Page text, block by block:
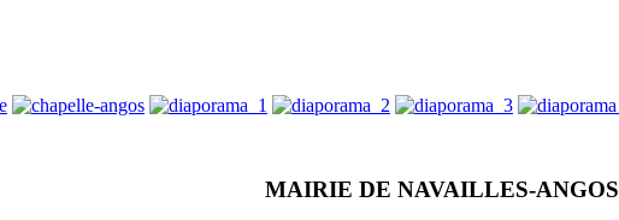
MAIRIE DE NAVAILLES-ANGOS